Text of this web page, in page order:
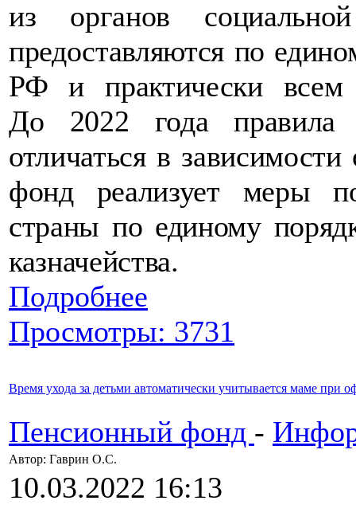
из органов
предоставляются по
РФ и практически всем
До 2022 года правила
отличаться в
фонд реализует меры
страны по единому
казначейства.
Подробнее
Просмотры: 3731
Время ухода за детьми автоматически учитывается маме при
Пенсионный фонд -
Автор: Гаврин О.C.
10.03.2022 16:13